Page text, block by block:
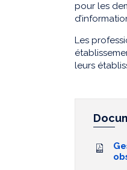
pour les
Les
leurs